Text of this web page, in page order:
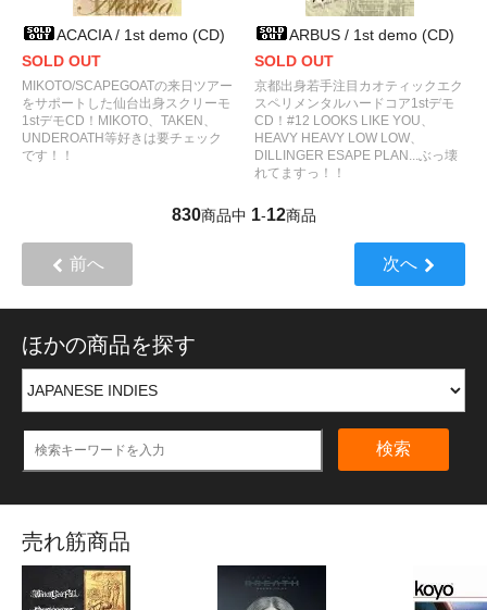
ACACIA / 1st demo (CD)
SOLD OUT
MIKOTO/SCAPEGOATの来日ツアー
をサポートした仙台出身スクリーモ
1stデモCD！MIKOTO、TAKEN、
UNDEROATH等好きは要チェック
です！！
ARBUS / 1st demo (CD)
SOLD OUT
京都出身若手注目カオティックエク
スペリメンタルハードコア1stデモ
CD！#12 LOOKS LIKE YOU、
HEAVY HEAVY LOW LOW、
DILLINGER ESAPE PLAN...ぶっ壊
れてますっ！！
830商品中 1-12商品
前へ 次へ
ほかの商品を探す
検索
売れ筋商品